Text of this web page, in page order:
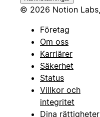
© 2026 Notion
Företag
Om oss
Karriärer
Säkerhet
Status
Villkor och
integritet
Dina rättigheter